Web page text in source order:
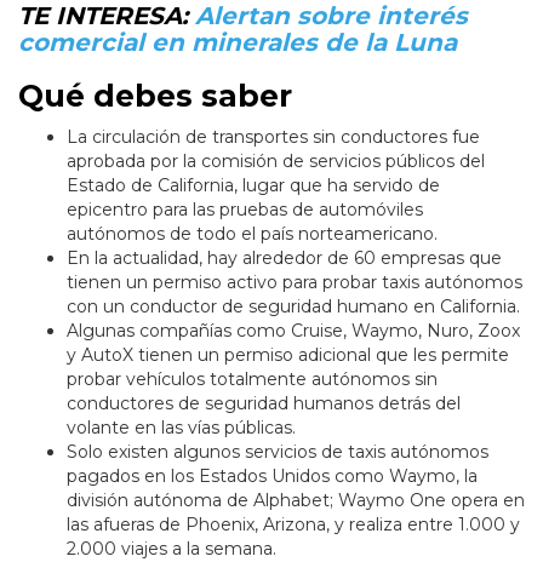
TE INTERESA:Alertan sobre interés
comercial en minerales de la Luna
Qué debes saber
La circulación de transportes sin conductores fue
aprobada por la comisión de servicios públicos del
Estado de California, lugar que ha servido de
epicentro para las pruebas de automóviles
autónomos de todo el país norteamericano.
En la actualidad, hay alrededor de 60 empresas que
tienen un permiso activo para probar taxis autónomos
con un conductor de seguridad humano en California.
Algunas compañías como Cruise, Waymo, Nuro, Zoox
y AutoX tienen un permiso adicional que les permite
probar vehículos totalmente autónomos sin
conductores de seguridad humanos detrás del
volante en las vías públicas.
Solo existen algunos servicios de taxis autónomos
pagados en los Estados Unidos como Waymo, la
división autónoma de Alphabet; Waymo One opera en
las afueras de Phoenix, Arizona, y realiza entre 1.000 y
2.000 viajes a la semana.